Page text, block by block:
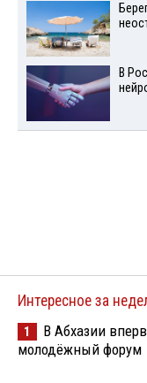
В
Интересное за
1
В Абхазии
молодёжный форум